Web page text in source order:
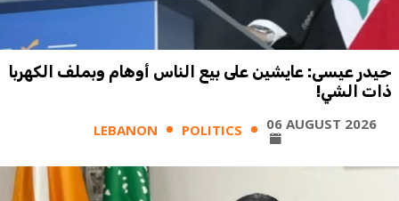
حيدر عيسى: عايشين على بيع الناس أوهام وبملف الكهربا
ذات الشي!
LEBANON POLITICS 06 AUGUST 2026